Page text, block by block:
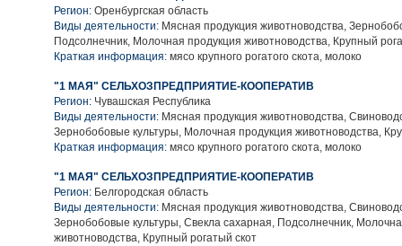
Регион: Оренбургская область
Виды деятельности: Мясная продукция животноводства,
Подсолнечник, Молочная продукция животноводства, Крупный
Краткая информация: мясо крупного рогатого скота, молоко
"1 МАЯ" СЕЛЬХОЗПРЕДПРИЯТИЕ-КООПЕРАТИВ
Регион: Чувашская Республика
Виды деятельности: Мясная продукция животноводства,
Зернобобовые культуры, Молочная продукция животноводства,
Краткая информация: мясо крупного рогатого скота, молоко
"1 МАЯ" СЕЛЬХОЗПРЕДПРИЯТИЕ-КООПЕРАТИВ
Регион: Белгородская область
Виды деятельности: Мясная продукция животноводства,
Зернобобовые культуры, Свекла сахарная, Подсолнечник,
животноводства, Крупный рогатый скот